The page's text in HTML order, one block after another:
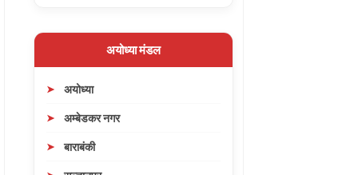
अयोध्या मंडल
अयोध्या
अम्बेडकर नगर
बाराबंकी